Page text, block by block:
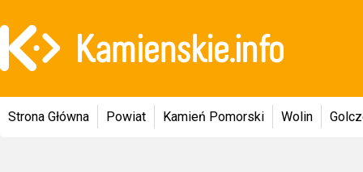
Strona Główna Powiat Kamień Pomorski Wolin